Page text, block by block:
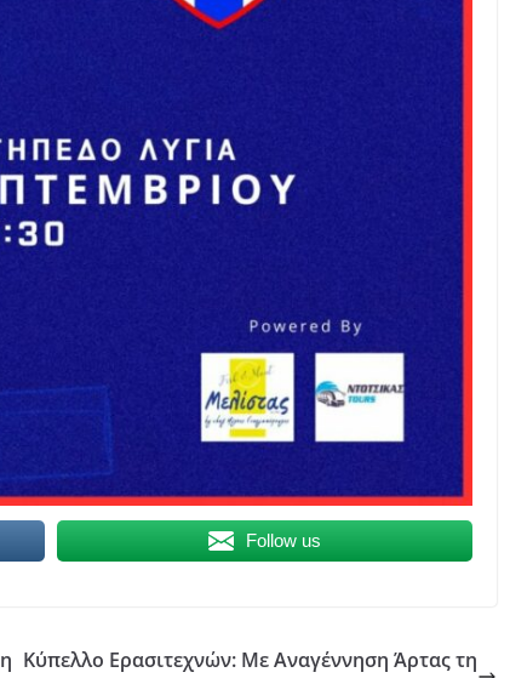
Follow us
Κύπελλο Ερασιτεχνών: Με Αναγέννηση Άρτας τη